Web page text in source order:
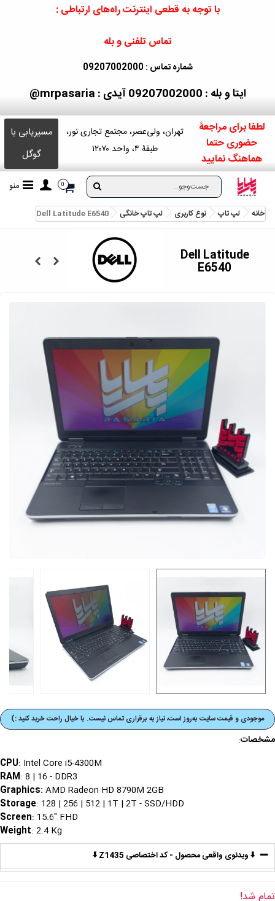
با توجه به قطعی اینترنت راه‌های ارتباطی :
تماس تلفنی و بله
شماره تماس : 09207002000
ایتا و بله : 09207002000 آیدی : mrpasaria@
لطفا برای مراجعۀ
حضوری حتما
هماهنگ نمایید
تهران، ولی‌عصر، مجتمع تجاری نور،
طبقۀ ۴، واحد ۱۲۰۷۰
مسیریابی با
گوگل
0 منو
خانه لپ تاپ نوع کاربری لپ تاپ خانگی Dell Latitude E6540
Dell Latitude
E6540
موجودی و قیمت‌ سایت به‌روز است، نیاز به برقراری تماس نیست. با خیال راحت خرید کنید :)
مشخصات:
CPU: Intel Core i5-4300M
RAM: 8 | 16 - DDR3
Graphics: AMD Radeon HD 8790M 2GB
Storage: 128 | 256 | 512 | 1T | 2T - SSD/HDD
Screen: 15.6" FHD
Weight: 2.4 Kg
⬇️ ویدئوی واقعی محصول - کد اختصاصی Z1435 ⬇️
تمام شد!